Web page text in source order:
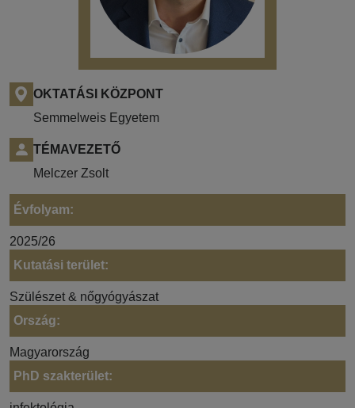
OKTATÁSI KÖZPONT
Semmelweis Egyetem
TÉMAVEZETŐ
Melczer Zsolt
Évfolyam:
2025/26
Kutatási terület:
Szülészet & nőgyógyászat
Ország:
Magyarország
PhD szakterület: